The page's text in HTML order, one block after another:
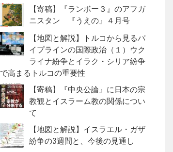
【寄稿】『ランボー３』のアフガ
ニスタン 『うえの』４月号
【地図と解説】トルコから見るパ
イプラインの国際政治（１）ウク
ライナ紛争とイラク・シリア紛争
で高まるトルコの重要性
【寄稿】『中央公論』に日本の宗
教観とイスラーム教の関係につい
て
【地図と解説】イスラエル・ガザ
紛争の3週間と、今後の見通し